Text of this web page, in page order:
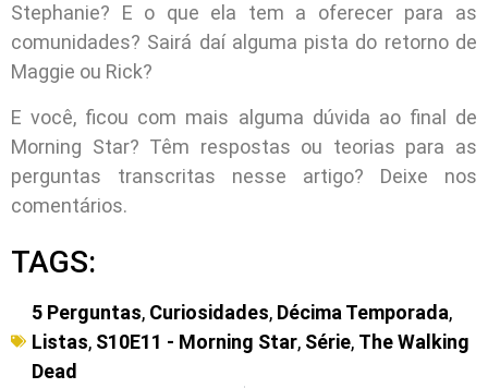
Stephanie? E o que ela tem a oferecer para as
comunidades? Sairá daí alguma pista do retorno de
Maggie ou Rick?
E você, ficou com mais alguma dúvida ao final de
Morning Star? Têm respostas ou teorias para as
perguntas transcritas nesse artigo? Deixe nos
comentários.
TAGS:
5 Perguntas, Curiosidades, Décima Temporada,
Listas, S10E11 - Morning Star, Série, The Walking
Dead